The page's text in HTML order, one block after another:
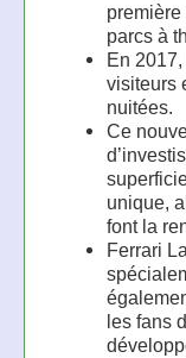
parcs à
En
visiteurs
nuitées.
Ce
unique,
font la
Ferrari
les fans